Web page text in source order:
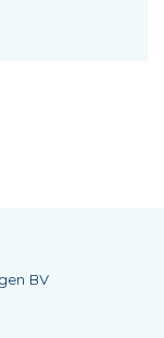
BV